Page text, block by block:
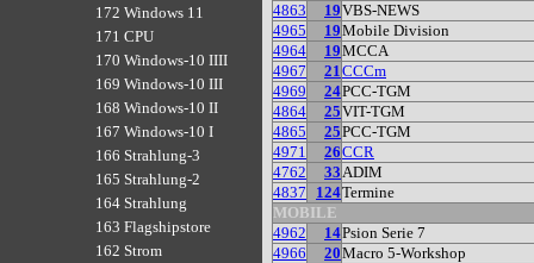
172 Windows 11
171 CPU
170 Windows-10 IIII
169 Windows-10 III
168 Windows-10 II
167 Windows-10 I
166 Strahlung-3
165 Strahlung-2
164 Strahlung
163 Flagshipstore
162 Strom
4863
19VBS-NEWS
4965
19Mobile Division
4964
19MCCA
4967
21CCCm
4969
24PCC-TGM
4864
25VIT-TGM
4865
25PCC-TGM
4971
26CCR
4762
33ADIM
4837
124Termine
MOBILE
4962
14Psion Serie 7
4966
20Macro 5-Workshop